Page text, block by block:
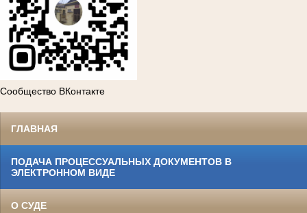
Сообщество ВКонтакте
ГЛАВНАЯ
ПОДАЧА ПРОЦЕССУАЛЬНЫХ ДОКУМЕНТОВ В
ЭЛЕКТРОННОМ ВИДЕ
О СУДЕ